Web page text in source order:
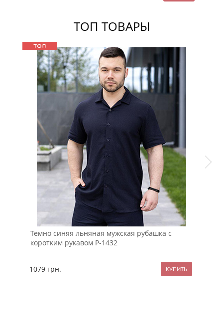
ТОП ТОВАРЫ
Темно синяя льняная мужская рубашка с
коротким рукавом Р-1432
1079 грн.